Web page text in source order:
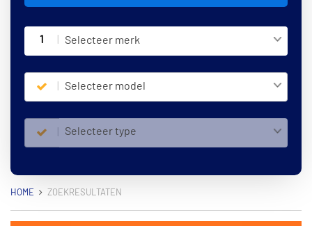
1 Selecteer merk
Selecteer model
Selecteer type
HOME ZOEKRESULTATEN